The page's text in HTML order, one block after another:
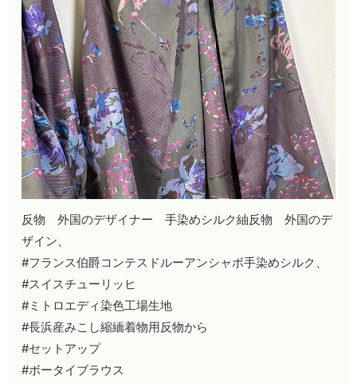
反物 外国のデザイナー 手染めシルク紬反物 外国のデ
ザイン、
#フランス伯爵コンテスドルーアンシャボ手染めシルク、
#スイスチューリッヒ
#ミトロエディ染色工場生地
#長浜産みこし縮緬着物用反物から
#セットアップ
#ボータイブラウス